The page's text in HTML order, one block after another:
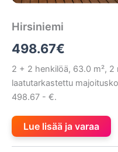
Hirsiniemi
498.67€
2 + 2 henkilöä, 63.0 m²,
laatutarkastettu
498.67 - €.
Lue lisää ja varaa